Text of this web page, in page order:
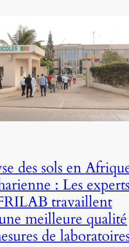
des sols en
: Les
travaillent
meilleure qualité
de